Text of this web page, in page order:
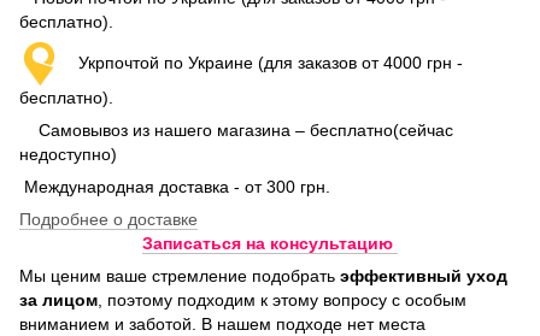
бесплатно).
Укрпочтой по Украине (для заказов от 4000 грн -
бесплатно).
Самовывоз из нашего магазина – бесплатно(сейчас
недоступно)
Международная доставка - от 300 грн.
Подробнее о доставке
Записаться на консультацию
Мы ценим ваше стремление подобрать эффективный уход
за лицом , поэтому подходим к этому вопросу с особым
вниманием и заботой. В нашем подходе нет места